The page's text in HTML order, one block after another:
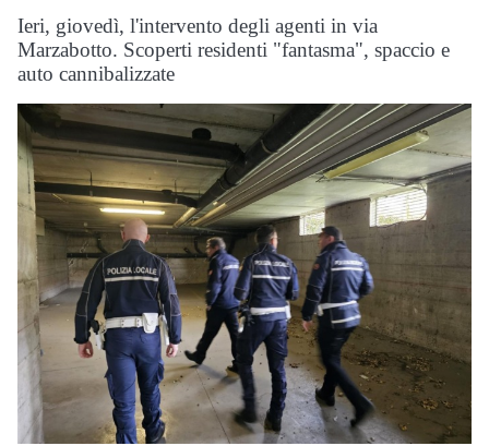
Ieri, giovedì, l'intervento degli agenti in via
Marzabotto. Scoperti residenti "fantasma", spaccio e
auto cannibalizzate